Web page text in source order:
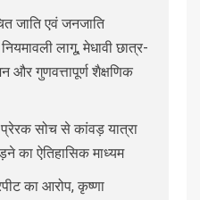
जाति एवं जनजाति
लागू, मेधावी छात्र-
और गुणवत्तापूर्ण शैक्षणिक
सोच से कांवड़ यात्रा
का ऐतिहासिक माध्यम
का आरोप, कृष्णा